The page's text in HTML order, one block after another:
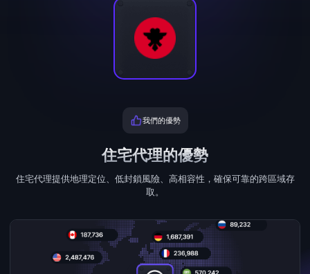
我們的優勢
住宅代理的優勢
住宅代理提供地理定位、低封鎖風險、高相容性，確保可靠的跨區域存
取。